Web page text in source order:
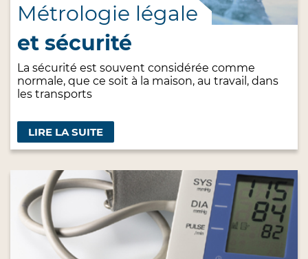
Métrologie légale
et sécurité
La sécurité est souvent considérée comme
normale, que ce soit à la maison, au travail, dans
les transports
LIRE LA SUITE